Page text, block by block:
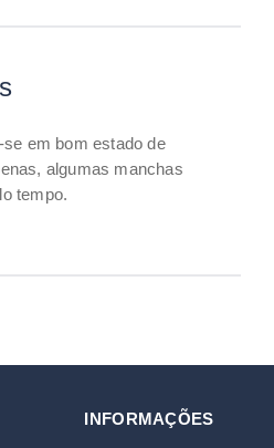
em bom estado de
algumas manchas
tempo.
INFORMAÇÕES